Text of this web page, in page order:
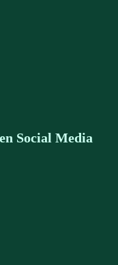
Social Media